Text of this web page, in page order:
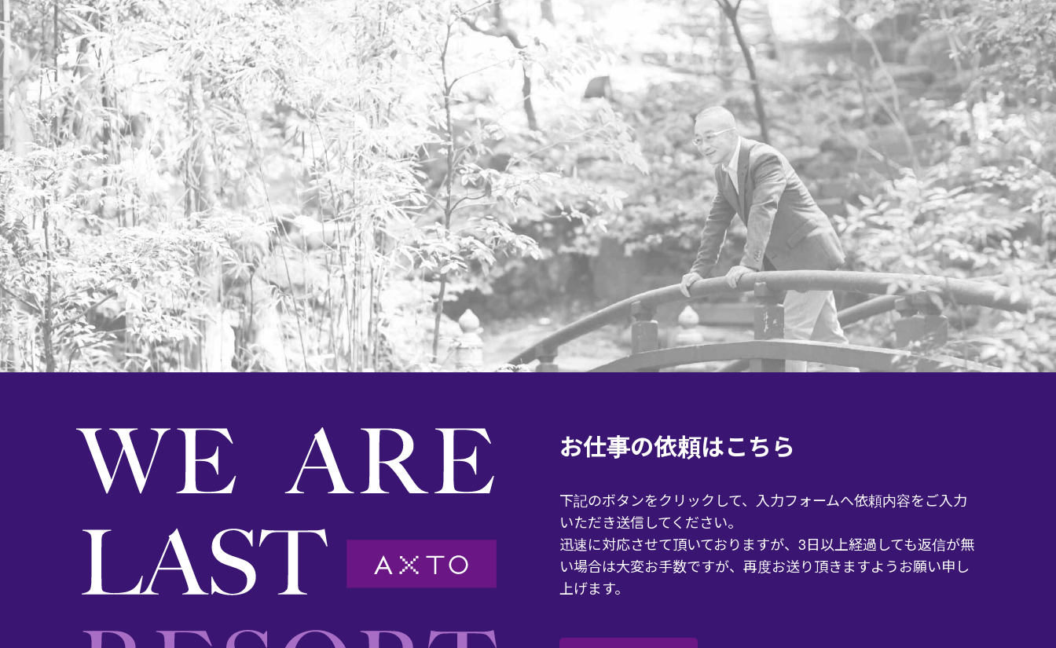
お仕事の依頼はこちら
下記のボタンをクリックして、入力フォームへ依頼内容をご入力
いただき送信してください。
迅速に対応させて頂いておりますが、3日以上経過しても返信が無
い場合は大変お手数ですが、再度お送り頂きますようお願い申し
上げます。